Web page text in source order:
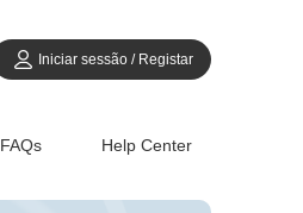
Iniciar sessão / Registar
FAQs Help Center